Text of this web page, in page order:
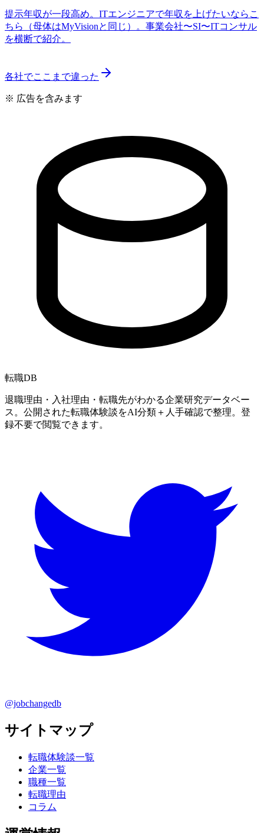
提示年収が一段高め。ITエンジニアで年収を上げたいならこ
ちら（母体はMyVisionと同じ）。事業会社〜SI〜ITコンサル
を横断で紹介。
各社でここまで違った
※ 広告を含みます
転職DB
退職理由・入社理由・転職先がわかる企業研究データベー
ス。公開された転職体験談をAI分類＋人手確認で整理。登
録不要で閲覧できます。
@jobchangedb
サイトマップ
転職体験談一覧
企業一覧
職種一覧
転職理由
コラム